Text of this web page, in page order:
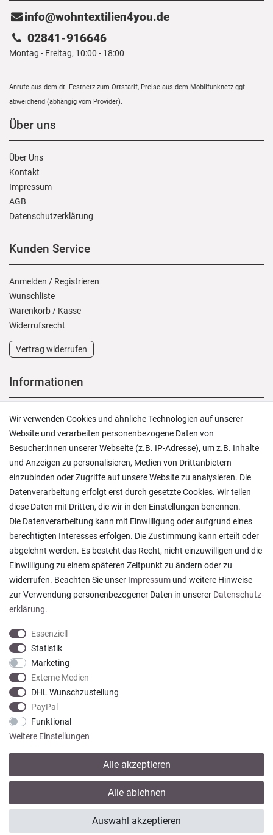
info@wohntextilien4you.de
02841-916646
Montag - Freitag, 10:00 - 18:00
Anrufe aus dem dt. Festnetz zum Ortstarif, Preise aus dem Mobilfunknetz ggf.
abweichend (abhängig vom Provider).
Über uns
Über Uns
Kontakt
Impressum
AGB
Daten­schutz­erklärung
Kunden Service
Anmelden / Registrieren
Wunschliste
Warenkorb / Kasse
Widerrufs­recht
Vertrag widerrufen
Informationen
Versand und Zahlung
Rücksendungen
Lieferung in die Schweiz
Pflegesymbole
Lagerverkauf
Ratgeber & News
Ein einfach toller Service - prompte Lieferung und
sogar mit Pflegehinweis!
Datum der Veröffentlichung: 05.08.2026
Datum der Kauferfahrung: 29.07.2026
922 Bewertungen
Wir verwenden Cookies und ähnliche Technologien auf unserer
Website und verarbeiten personenbezogene Daten von
Besucher:innen unserer Webseite (z.B. IP-Adresse), um z.B. Inhalte
und Anzeigen zu personalisieren, Medien von Drittanbietern
einzubinden oder Zugriffe auf unsere Website zu analysieren. Die
Datenverarbeitung erfolgt erst durch gesetzte Cookies. Wir teilen
diese Daten mit Dritten, die wir in den Einstellungen benennen.
Die Datenverarbeitung kann mit Einwilligung oder aufgrund eines
berechtigten Interesses erfolgen. Die Zustimmung kann erteilt oder
abgelehnt werden. Es besteht das Recht, nicht einzuwilligen und die
Einwilligung zu einem späteren Zeitpunkt zu ändern oder zu
widerrufen. Beachten Sie unser Impressum und weitere Hinweise
zur Verwendung personenbezogener Daten in unserer Daten­schutz­
erklärung.
Essenziell
Statistik
Marketing
Externe Medien
DHL Wunschzustellung
PayPal
Funktional
Weitere Einstellungen
Alle akzeptieren
Alle ablehnen
Auswahl akzeptieren
* Alle Preise verstehen sich inkl. gesetzl. MwSt. zzgl.
© copyright 2013-2026 Wohntextilien4You GmbH / Alle Rechte vorbehalten /